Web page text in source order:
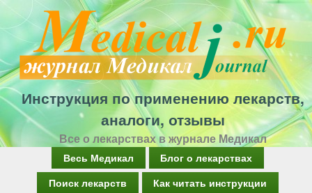
Перейти
к
основному
содержанию
Инструкция по применению лекарств,
аналоги, отзывы
Все о лекарствах в журнале Медикал
Весь Медикал
Блог о лекарствах
Поиск лекарств
Как читать инструкции